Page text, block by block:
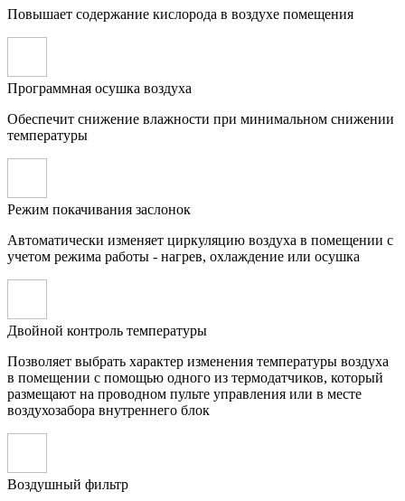
Повышает содержание кислорода в воздухе помещения
Программная осушка воздуха
Обеспечит снижение влажности при минимальном снижении
температуры
Режим покачивания заслонок
Автоматически изменяет циркуляцию воздуха в помещении с
учетом режима работы - нагрев, охлаждение или осушка
Двойной контроль температуры
Позволяет выбрать характер изменения температуры воздуха
в помещении с помощью одного из термодатчиков, который
размещают на проводном пульте управления или в месте
воздухозабора внутреннего блок
Воздушный фильтр